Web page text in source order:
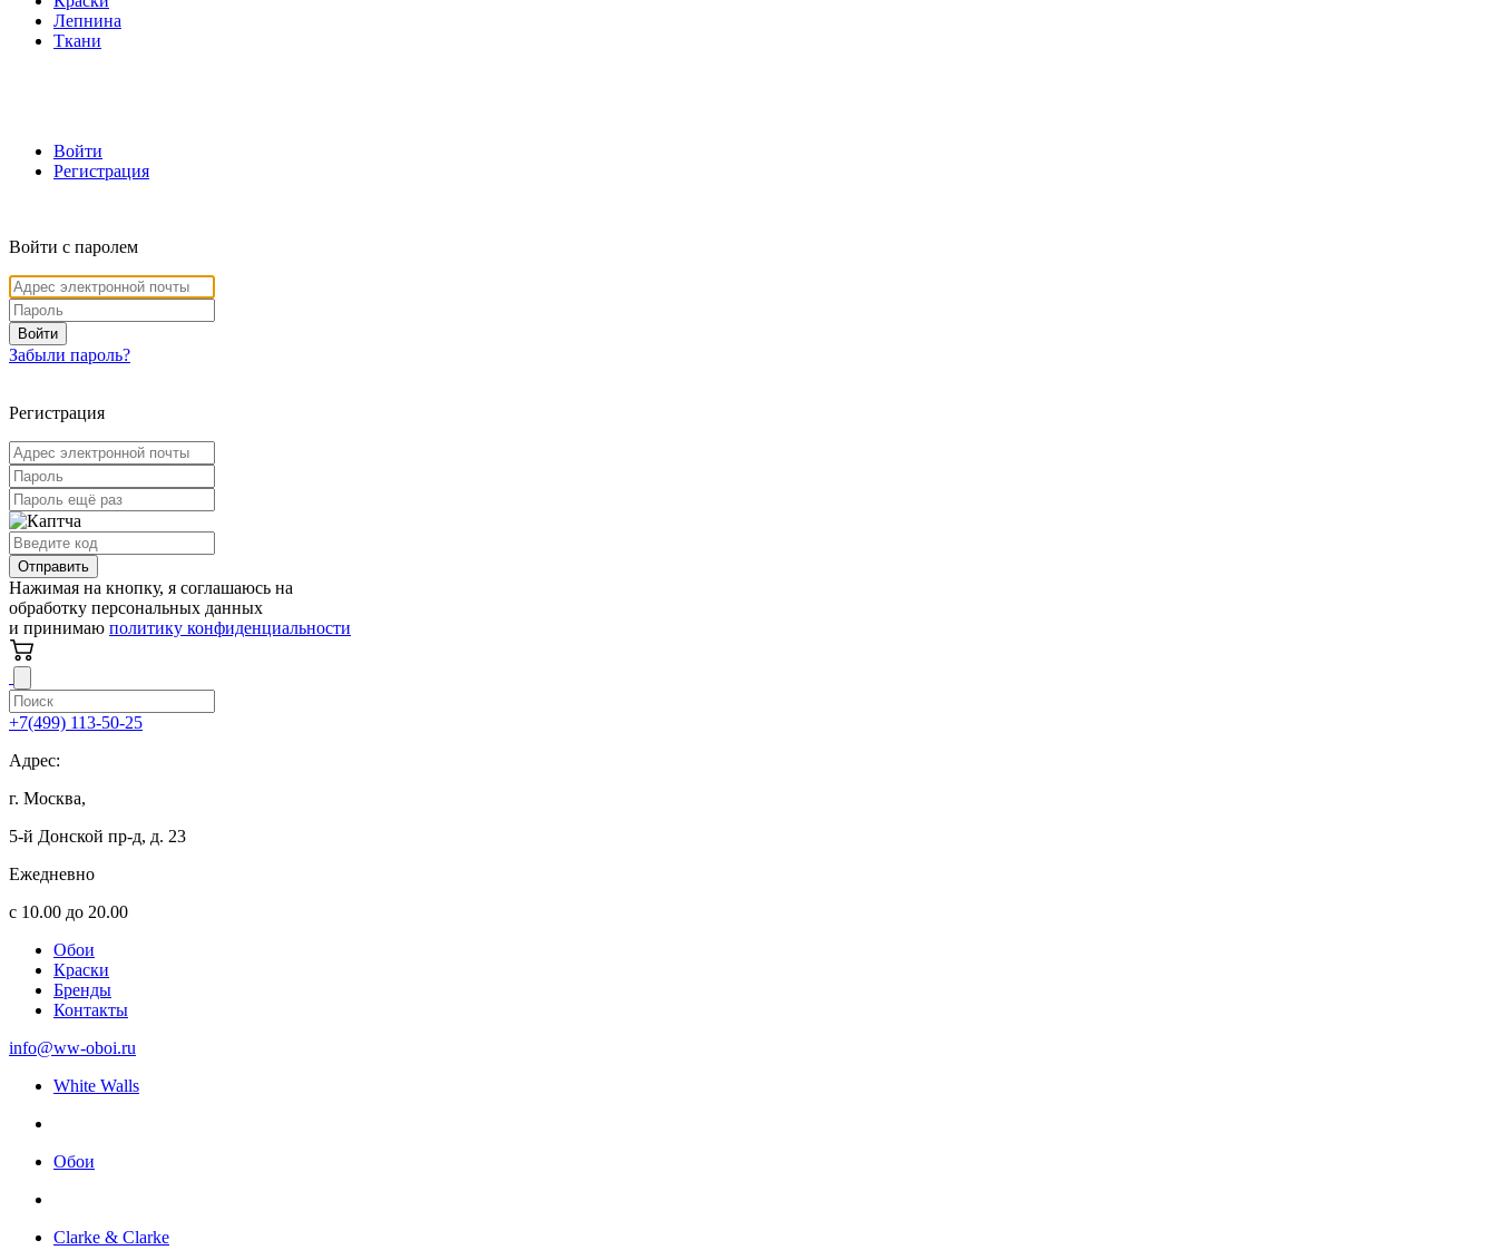
Лепнина
Ткани
Войти
Регистрация
Войти с паролем
Войти
Забыли пароль?
Регистрация
Отправить
Нажимая на кнопку, я соглашаюсь на
обработку персональных данных
и принимаю политику конфиденциальности
+7(499) 113-50-25
Адрес:
г. Москва,
5-й Донской пр-д, д. 23
Ежедневно
с 10.00 до 20.00
Обои
Краски
Бренды
Контакты
info@ww-oboi.ru
White Walls
Обои
Clarke & Clarke